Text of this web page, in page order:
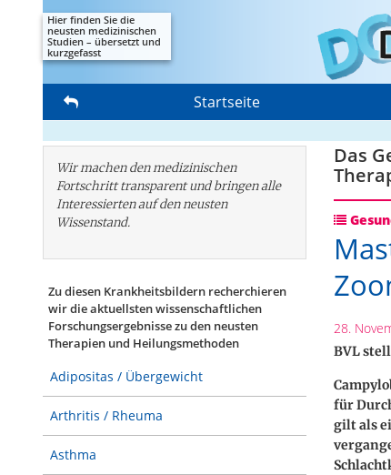
Hier finden Sie die
neusten medizinischen
Studien – übersetzt und
kurzgefasst
Startseite
Wir machen den medizinischen
Fortschritt transparent und bringen alle
Interessierten auf den neusten
Wissenstand.
Zu diesen Krankheitsbildern recherchieren
wir die aktuellsten wissenschaftlichen
Forschungs­ergebnisse zu den neusten
Therapien und Heilungsmethoden
Adipositas / Übergewicht
Arthritis / Rheuma
Asthma
Das
28.
BVL
für
gilt als